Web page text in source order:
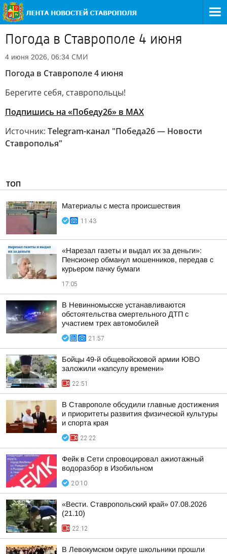
Погода в Ставрополе 4 июня
4 июня 2026, 06:34 СМИ
Погода в Ставрополе 4 июня
Берегите себя, ставропольцы!
Подпишись на «Победу26» в MAX
Источник: Telegram-канал "Победа26 — Новости
Ставрополья"
ТОП
Материалы с места происшествия
11:43
«Нарезал газеты и выдал их за деньги»:
Пенсионер обманул мошенников, передав с
курьером пачку бумаги
17:05
В Невинномысске устанавливаются
обстоятельства смертельного ДТП с
участием трех автомобилей
21:57
Бойцы 49-й общевойсковой армии ЮВО
заложили «капсулу времени»
22:51
В Ставрополе обсудили главные достижения
и приоритеты развития физической культуры
и спорта края
22:22
Фейк в Сети спровоцировал ажиотажный
водоразбор в Изобильном
20:10
«Вести. Ставропольский край» 07.08.2026
(21.10)
22:12
В Левокумском округе школьники прошли